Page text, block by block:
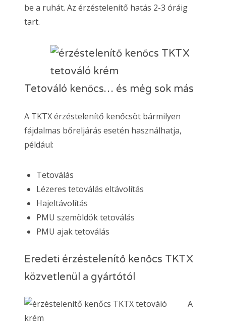
be a ruhát. Az érzéstelenítő hatás 2-3 óráig
tart.
Tetováló kenőcs… és még sok más
A TKTX érzéstelenítő kenőcsöt bármilyen
fájdalmas bőreljárás esetén használhatja,
például:
Tetoválás
Lézeres tetoválás eltávolítás
Hajeltávolítás
PMU szemöldök tetoválás
PMU ajak tetoválás
Eredeti érzéstelenítő kenőcs TKTX
közvetlenül a gyártótól
A